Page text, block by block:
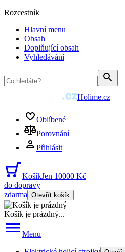
Rozcestník
Hlavní menu
Obsah
Doplňující obsah
Vyhledávání
Holime.cz
Oblíbené
Porovnání
Přihlásit
KošíkJen 10000 Kč
do dopravy
zdarma Otevřít košík
Košík je prázdný...
Menu